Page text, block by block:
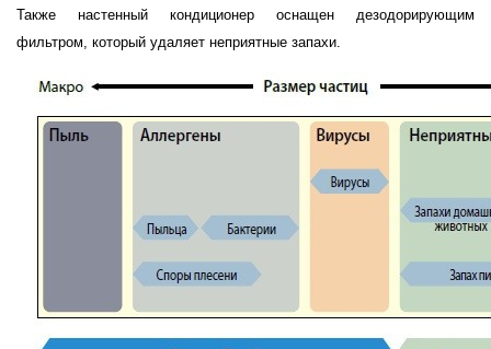
Также настенный кондиционер оснащен дезодорирующим
фильтром, который удаляет неприятные запахи.